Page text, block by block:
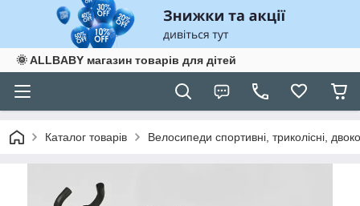
🌞 ALLBABY магазин товарів для дітей
Каталог товарів Велосипеди спортивні, триколісні,